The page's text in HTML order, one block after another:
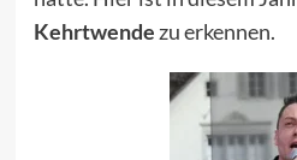
Kehrtwende zu erkennen.